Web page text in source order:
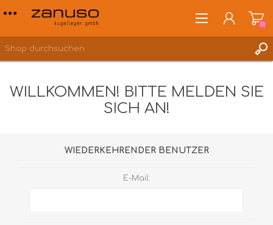
(0)
WILLKOMMEN! BITTE MELDEN SIE
SICH AN!
WIEDERKEHRENDER BENUTZER
E-Mail: